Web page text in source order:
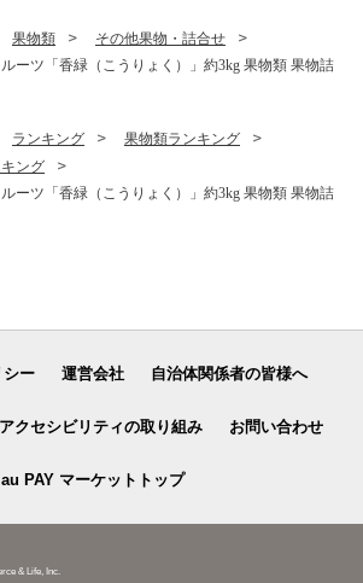
果物類
その他果物・詰合せ
ーツ「香緑（こうりょく）」約3kg 果物類 果物詰
ランキング
果物類ランキング
ング
ーツ「香緑（こうりょく）」約3kg 果物類 果物詰
シー 運営会社 自治体関係者の皆様へ
クセシビリティの取り組み お問い合わせ
au PAY マーケットトップ
& Life, Inc.